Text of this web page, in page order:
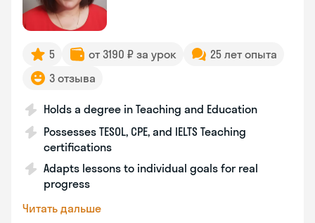
5 от 3190 ₽ за урок
25 лет опыта
3 отзыва
Holds a degree in Teaching and Education
Possesses TESOL, CPE, and IELTS Teaching
certifications
Adapts lessons to individual goals for real
progress
Читать дальше